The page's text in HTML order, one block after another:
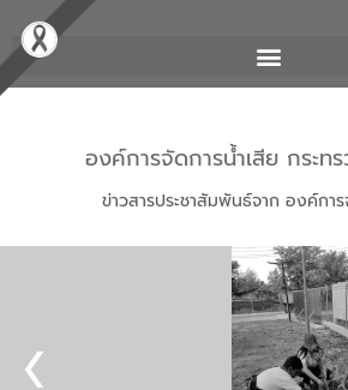
องค์การจัดการน้ำเสีย กระท
ข่าวสารประชาสัมพันธ์จาก องค์การ